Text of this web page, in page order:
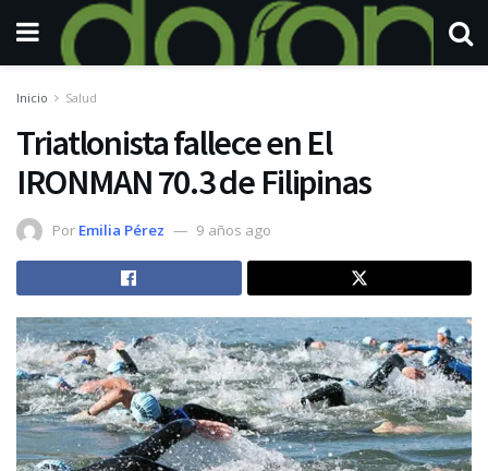
Inicio Salud
Triatlonista fallece en El
IRONMAN 70.3 de Filipinas
Por Emilia Pérez 9 años ago